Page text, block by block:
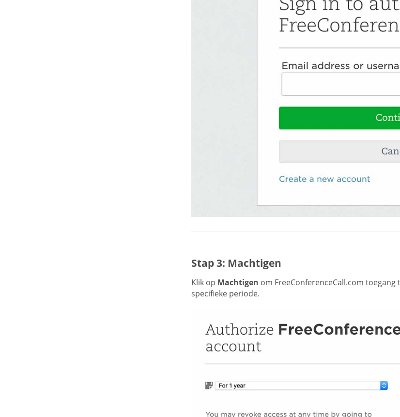
Stap 3: Machtigen
Klik op Machtigen om FreeConferenceCall.com
specifieke periode.